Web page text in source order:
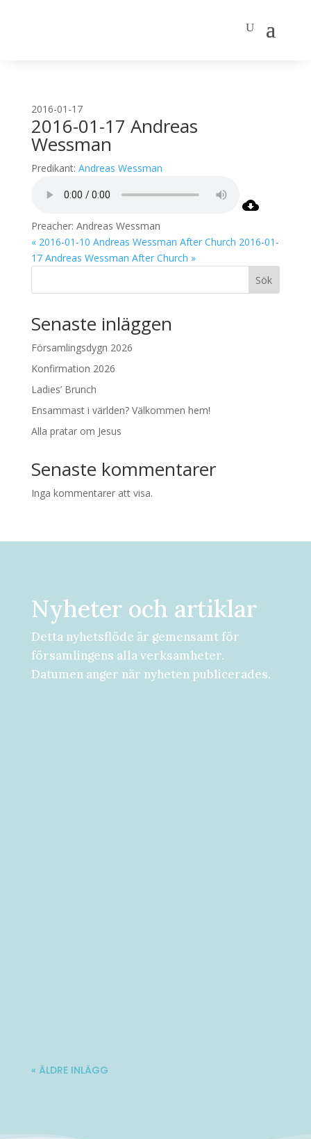
2016-01-17
2016-01-17 Andreas
Wessman
Predikant: Andreas Wessman
Preacher: Andreas Wessman
« 2016-01-10 Andreas Wessman After Church 2016-01-
17 Andreas Wessman After Church »
Sök
Senaste inläggen
Församlingsdygn 2026
Konfirmation 2026
Ladies’ Brunch
Ensammast i världen? Välkommen hem!
Alla pratar om Jesus
Senaste kommentarer
Inga kommentarer att visa.
Nyheter och artiklar
Detta nyhetsflöde är gemensamt för
församlingens alla verksamheter.
Datumen anger när nyheten publicerades.
« ÄLDRE INLÄGG